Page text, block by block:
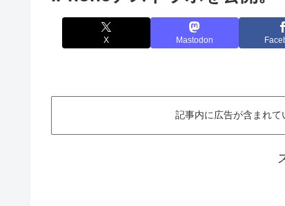
X Mastodon
記事内に広告が含まれ